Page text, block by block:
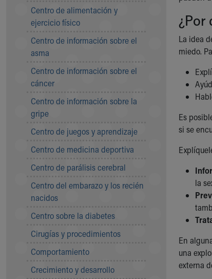
Symptom Checker
Financial Services
Price Estimates
Family Supports
Sports Health Services Provider for Akron Zips
New Parents
Find a Pediatrics Location
MyChart
Make an Appointment
Breastfeeding Medicine
Safe Sleep for Babies
Safe Sleep
Who We Are
Building a Brighter Future
Our Mission, Vision, Promise
Community Mission
Connect With Us
Our Culture of Caring
Centro de alimentación y
ejercicio físico
Centro de información sobre el
asma
Centro de información sobre el
cáncer
Centro de información sobre la
gripe
Centro de juegos y aprendizaje
Centro de medicina deportiva
Centro de parálisis cerebral
Centro del embarazo y los recién
nacidos
Centro sobre la diabetes
Cirugías y procedimientos
Comportamiento
Crecimiento y desarrollo
¿Por
La idea
miedo.
Es
si se
la
En
una
externa